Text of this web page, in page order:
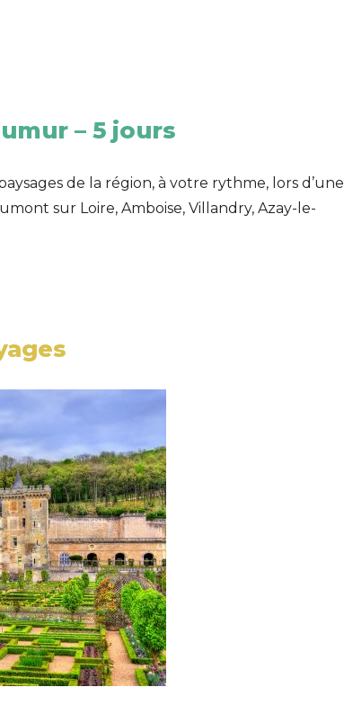
– 5 jours
de la région, à votre rythme, lors d’une
sur Loire, Amboise, Villandry, Azay-le-